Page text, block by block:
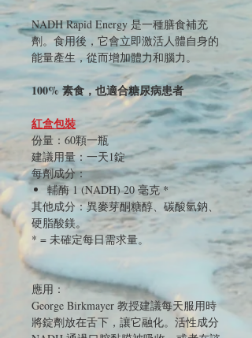
NADH Rapid Energy 是一種膳食補充
劑。食用後，它會立即激活人體自身的
能量產生，從而增加體力和腦力。
100% 素食，也適合糖尿病患者
紅盒包裝
份量：60顆一瓶
建議用量：一天1錠
每劑成分：
輔酶 1 (NADH) 20 毫克 *
其他成分：異麥芽酮糖醇、碳酸氫鈉、
硬脂酸鎂。
* = 未確定每日需求量。
應用：
George Birkmayer 教授建議每天服用時
將錠劑放在舌下，讓它融化。活性成分